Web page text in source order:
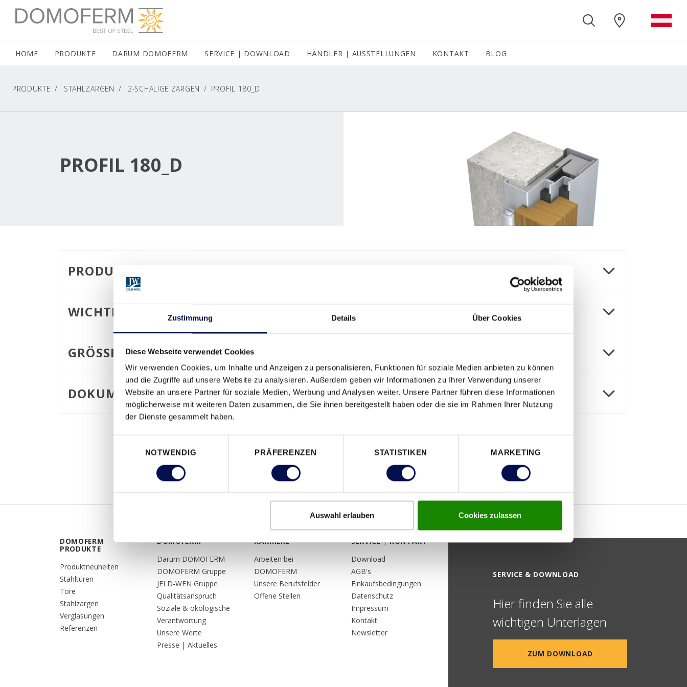
Zustimmung Details Über Cookies
Diese Webseite verwendet Cookies
Wir verwenden Cookies, um Inhalte und Anzeigen zu personalisieren, Funktionen für soziale Medien anbieten zu können
und die Zugriffe auf unsere Website zu analysieren. Außerdem geben wir Informationen zu Ihrer Verwendung unserer
Website an unsere Partner für soziale Medien, Werbung und Analysen weiter. Unsere Partner führen diese Informationen
möglicherweise mit weiteren Daten zusammen, die Sie ihnen bereitgestellt haben oder die sie im Rahmen Ihrer Nutzung
der Dienste gesammelt haben.
NOTWENDIG
PRÄFERENZEN STATISTIKEN MARKETING
Auswahl erlauben Cookies zulassen
DOMOFERM NAVIGATION
HOME (CURRENT)
PRODUKTE DARUM DOMOFERM SERVICE | DOWNLOAD HÄNDLER | AUSSTELLUNGEN (CURRENT)
KONTAKT BLOG
PRODUKTE STAHLZARGEN 2-SCHALIGE ZARGEN PROFIL 180_D
PROFIL 180_D
PRODUKTMERKMALE
WICHTIGE KONSTRUKTIONSMERKMALE
GRÖSSENBEREICH / BAURICHTMASS
DOKUMENTATION
DOMOFERM
PRODUKTE
Produktneuheiten
Stahltüren
Tore
Stahlzargen
Verglasungen
Referenzen
DOMOFERM
Darum DOMOFERM
DOMOFERM Gruppe
JELD-WEN Gruppe
Qualitätsanspruch
Soziale & ökologische
Verantwortung
Unsere Werte
Presse | Aktuelles
KARRIERE
Arbeiten bei
DOMOFERM
Unsere Berufsfelder
Offene Stellen
SERVICE | KONTAKT
Download
AGB's
Einkaufsbedingungen
Datenschutz
Impressum
Kontakt
Newsletter
SERVICE & DOWNLOAD
Hier finden Sie alle
wichtigen Unterlagen
ZUM DOWNLOAD